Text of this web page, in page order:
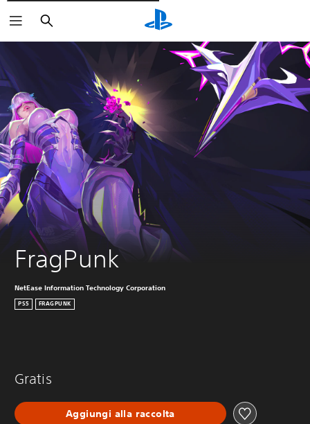
Cerca
FragPunk
NetEase Information Technology Corporation
PS5 FRAGPUNK
Gratis
Aggiungi alla raccolta